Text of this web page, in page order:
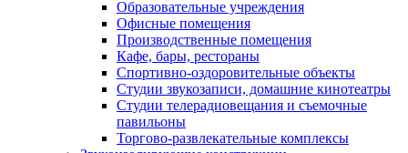
Образовательные учреждения
Офисные помещения
Производственные помещения
Кафе, бары, рестораны
Спортивно-оздоровительные объекты
Студии звукозаписи, домашние кинотеатры
Студии телерадиовещания и съемочные
павильоны
Торгово-развлекательные комплексы